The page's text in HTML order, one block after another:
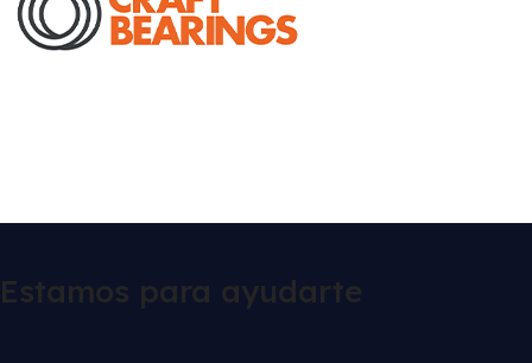
Estamos para ayudarte